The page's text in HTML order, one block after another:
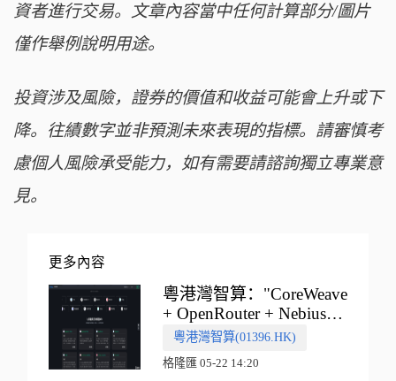
資者進行交易。文章內容當中任何計算部分/圖片
僅作舉例說明用途。
投資涉及風險，證券的價值和收益可能會上升或下
降。往績數字並非預測未來表現的指標。請審慎考
慮個人風險承受能力，如有需要請諮詢獨立專業意
見。
更多內容
粵港灣智算："CoreWeave
+ OpenRouter + Nebius"
多向融合的中國智算新範
式
粵港灣智算(01396.HK)
格隆匯 05-22 14:20